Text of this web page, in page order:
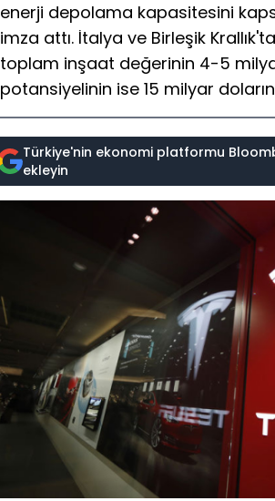
enerji depolama kapasitesini
imza attı. İtalya ve Birleşik
toplam inşaat değerinin 4-5
potansiyelinin ise 15 milyar
Türkiye'nin ekonomi platformu
ekleyin